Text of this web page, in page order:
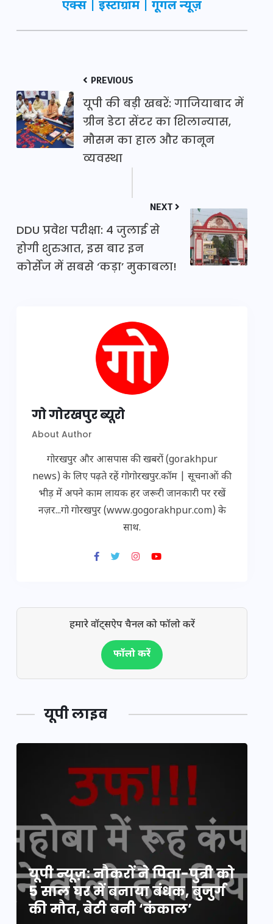
एक्स
इंस्टाग्राम गूगल न्यूज़
PREVIOUS
यूपी की बड़ी खबरें: गाजियाबाद में
ग्रीन डेटा सेंटर का शिलान्यास,
मौसम का हाल और कानून
व्यवस्था
NEXT
DDU प्रवेश परीक्षा: 4 जुलाई से
होगी शुरुआत, इस बार इन
कोर्सेज में सबसे ‘कड़ा’ मुकाबला!
गो गोरखपुर ब्यूरो
About Author
गोरखपुर और आसपास की खबरों (gorakhpur
news) के लिए पढ़ते रहें गोगोरखपुर.कॉम | सूचनाओं की
भीड़ में अपने काम लायक हर जरूरी जानकारी पर रखें
नज़र...गो गोरखपुर (www.gogorakhpur.com) के
साथ.
हमारे वॉट्सऐप चैनल को फॉलो करें
फॉलो करें
यूपी लाइव
यूपी न्यूज़: नौकरों ने पिता-पुत्री को
5 साल घर में बनाया बंधक, बुजुर्ग
की मौत, बेटी बनी ‘कंकाल’